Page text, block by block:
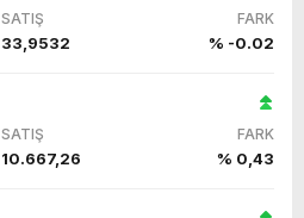
SATIŞ FARK
33,9532 % -0.02
SATIŞ FARK
10.667,26 % 0,43